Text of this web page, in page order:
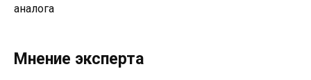
аналога
Мнение эксперта